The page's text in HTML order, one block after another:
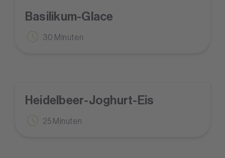
Basilikum-Glace
30 Minuten
Heidelbeer-Joghurt-Eis
25 Minuten